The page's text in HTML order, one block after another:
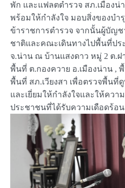
พัก และแฟลตตำรวจ สภ.เมืองน่
พร้อมให้กำลังใจ มอบสิ่งของบำ
ข้าราชการตำรวจ จากนั้นผู้บัญช
ชาติและคณะเดินทางไปพื้นที่ปร
จ.น่าน ณ บ้านแสงดาว หมู่ 2 ต.ฝ
พื้นที่ ต.กองควาย อ.เมืองน่าน ,
พื้นที่ สภ.เวียงสา เพื่อตรวจพื้นที่
และเยี่ยมให้กำลังใจและให้ควา
ประชาชนที่ได้รับความเดือดร้อ